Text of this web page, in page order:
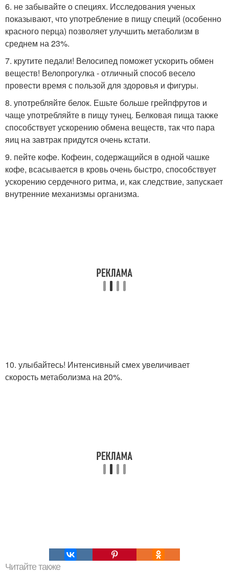
6. не забывайте о специях. Исследования ученых
показывают, что употребление в пищу специй (особенно
красного перца) позволяет улучшить метаболизм в
среднем на 23%.
7. крутите педали! Велосипед поможет ускорить обмен
веществ! Велопрогулка - отличный способ весело
провести время с пользой для здоровья и фигуры.
8. употребляйте белок. Ешьте больше грейпфрутов и
чаще употребляйте в пищу тунец. Белковая пища также
способствует ускорению обмена веществ, так что пара
яиц на завтрак придутся очень кстати.
9. пейте кофе. Кофеин, содержащийся в одной чашке
кофе, всасывается в кровь очень быстро, способствует
ускорению сердечного ритма, и, как следствие, запускает
внутренние механизмы организма.
10. улыбайтесь! Интенсивный смех увеличивает
скорость метаболизма на 20%.
Читайте также